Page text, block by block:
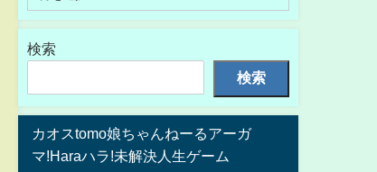
検索
検索
カオスtomo娘ちゃんねーるアーガ
マ!Haraハラ!未解決人生ゲーム